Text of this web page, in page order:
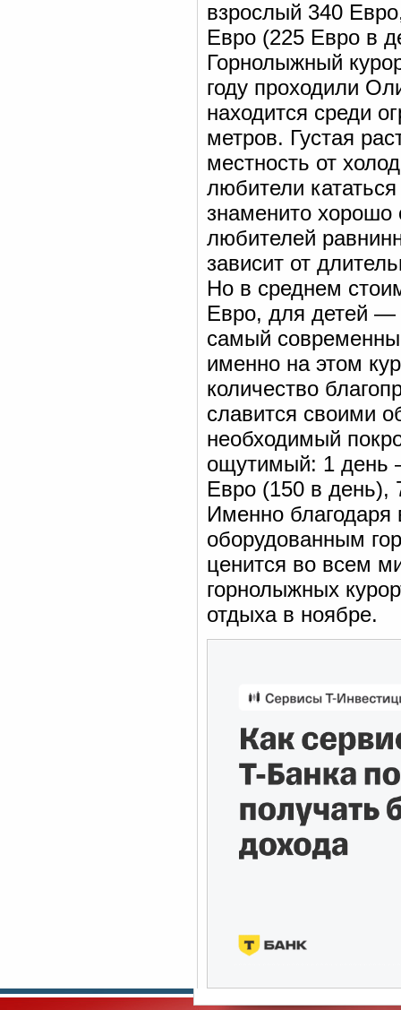
взрослый 340
Евро (225 Евро в
Горнолыжный
году проходили
находится среди
метров. Густая
местность от
любители
знаменито хорошо
любителей
зависит от
Но в среднем
Евро, для детей
самый
именно на этом
количество
славится своими
необходимый
ощутимый: 1 день
Евро (150 в день),
Именно
оборудованным
ценится во всем
горнолыжных
отдыха в ноябре.